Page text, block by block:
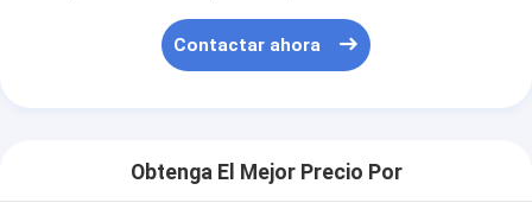
Contactar ahora
Obtenga El Mejor Precio Por